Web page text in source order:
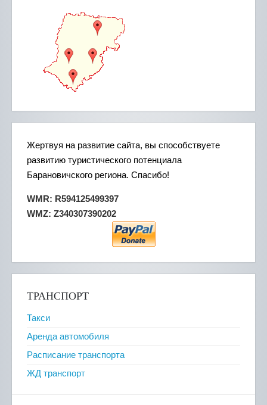
Жертвуя на развитие сайта, вы способствуете
развитию туристического потенциала
Барановичского региона. Спасибо!
WMR: R594125499397
WMZ: Z340307390202
ТРАНСПОРТ
Такси
Аренда автомобиля
Расписание транспорта
ЖД транспорт